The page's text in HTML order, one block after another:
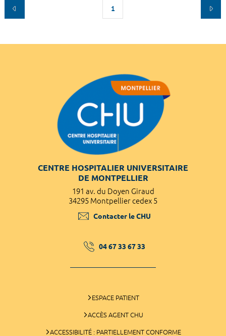
1
CENTRE HOSPITALIER UNIVERSITAIRE
DE MONTPELLIER
191 av. du Doyen Giraud
34295 Montpellier cedex 5
Contacter le CHU
04 67 33 67 33
ESPACE PATIENT
ACCÈS AGENT CHU
ACCESSIBILITÉ : PARTIELLEMENT CONFORME